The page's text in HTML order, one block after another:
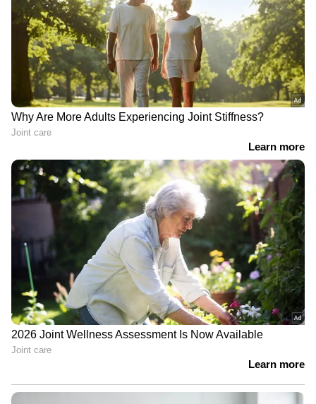
പിറവത്ത് പള്ളിയിൽ
ഓര്‍ത്തഡോക്സ്-
യാക്കോബായ സംഘര്‍ഷം,
ഇടപെട്ട് പൊലീസ്
ഡോക്ടർമാ‍ർ പിജി പരീക്ഷ
എഴുതാനുള്ള
മുന്നൊരുക്കത്തിൽ;
കാസർകോട് പാണത്തൂർ
കുടുംബാരോഗ്യ കേന്ദ്രം
അടച്ചുപൂട്ടി
LATEST VIDEOS
ജാമ്യമെടുക്കാൻ സ്റ്റേഷനിലേക്ക്
മാസ്സ് എൻട്രി; ഒടുവിൽ
ഗുണ്ടാനേതാവിനെ കരുതൽ
തടങ്കലിലാക്കി പൊലീസ്
ആയങ്കിയെ അഴിക്കുള്ളിലാക്കി
കേരള പൊലീസ്; അര്‍ജുന്‍
ആയങ്കി 14 ദിവസം റിമാന്‍ഡില്‍